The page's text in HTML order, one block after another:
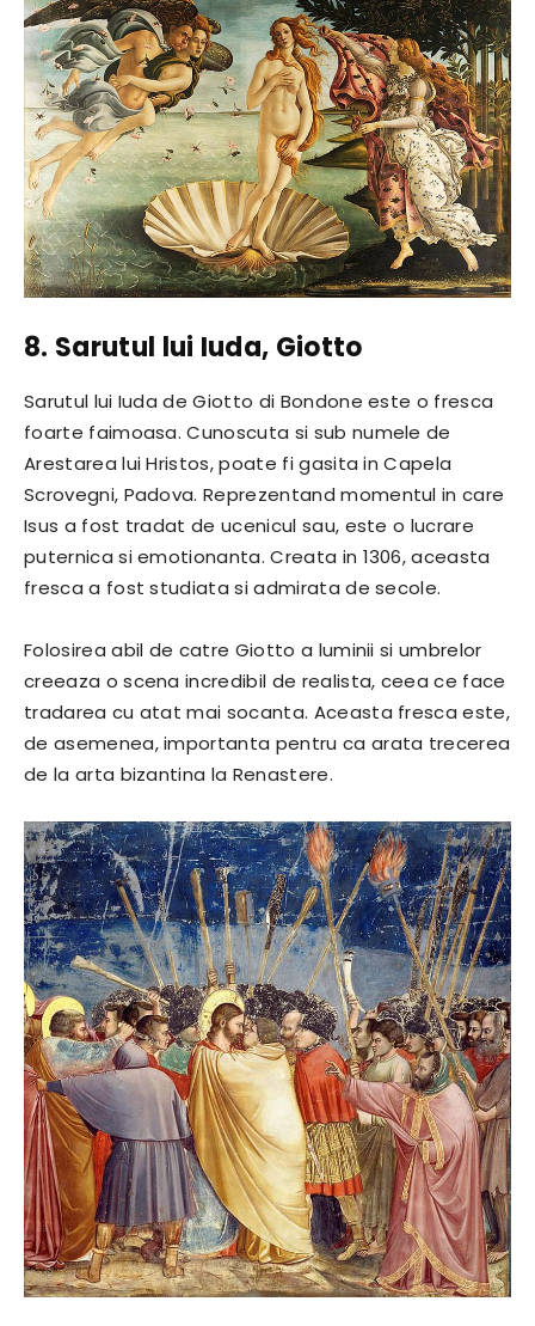
8. Sarutul lui Iuda, Giotto
Sarutul lui Iuda de Giotto di Bondone este o fresca
foarte faimoasa. Cunoscuta si sub numele de
Arestarea lui Hristos, poate fi gasita in Capela
Scrovegni, Padova. Reprezentand momentul in care
Isus a fost tradat de ucenicul sau, este o lucrare
puternica si emotionanta. Creata in 1306, aceasta
fresca a fost studiata si admirata de secole.
Folosirea abil de catre Giotto a luminii si umbrelor
creeaza o scena incredibil de realista, ceea ce face
tradarea cu atat mai socanta. Aceasta fresca este,
de asemenea, importanta pentru ca arata trecerea
de la arta bizantina la Renastere.